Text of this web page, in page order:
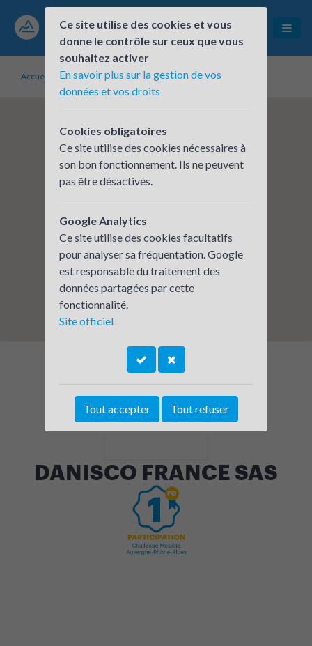
Accueil Établissements inscrits DANISCO FRANCE SAS
DANISCO FRANCE SAS
Ce site utilise des cookies et vous
donne le contrôle sur ceux que vous
souhaitez activer
En savoir plus sur la gestion de vos
données et vos droits
Cookies obligatoires
Ce site utilise des cookies nécessaires à
son bon fonctionnement. Ils ne peuvent
pas être désactivés.
Google Analytics
Ce site utilise des cookies facultatifs
pour analyser sa fréquentation. Google
est responsable du traitement des
données partagées par cette
fonctionnalité.
Site officiel
Tout accepter Tout refuser